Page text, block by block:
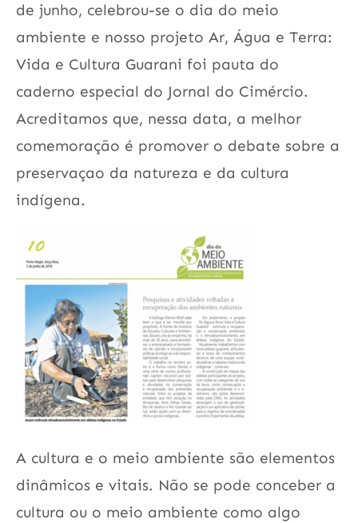
de junho, celebrou-se o dia do meio
ambiente e nosso projeto Ar, Água e Terra:
Vida e Cultura Guarani foi pauta do
caderno especial do Jornal do Cimércio.
Acreditamos que, nessa data, a melhor
comemoração é promover o debate sobre a
preservaçao da natureza e da cultura
indígena.
A cultura e o meio ambiente são elementos
dinâmicos e vitais. Não se pode conceber a
cultura ou o meio ambiente como algo